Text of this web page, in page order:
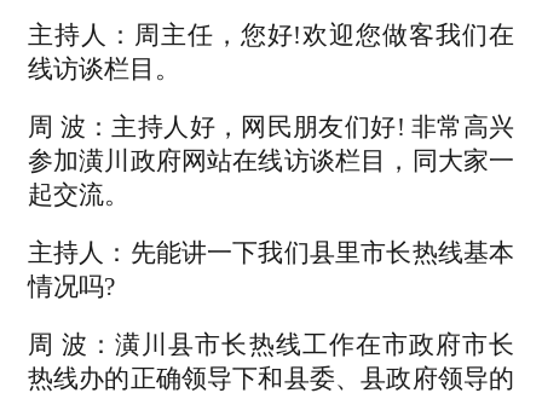
主持人：周主任，您好!欢迎您做客我们在
线访谈栏目。
周 波：主持人好，网民朋友们好! 非常高兴
参加潢川政府网站在线访谈栏目，同大家一
起交流。
主持人：先能讲一下我们县里市长热线基本
情况吗?
周 波：潢川县市长热线工作在市政府市长
热线办的正确领导下和县委、县政府领导的